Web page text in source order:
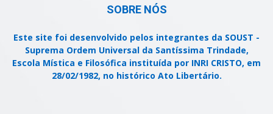
SOBRE NÓS
Este site foi desenvolvido pelos integrantes da SOUST -
Suprema Ordem Universal da Santíssima Trindade,
Escola Mística e Filosófica instituída por INRI CRISTO, em
28/02/1982, no histórico Ato Libertário.